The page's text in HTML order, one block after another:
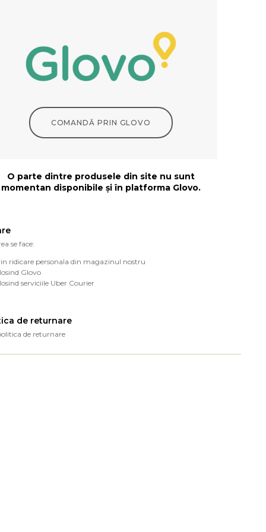
COMANDĂ PRIN GLOVO
O parte dintre produsele din site nu sunt
momentan disponibile și în platforma Glovo.
se face:
ridicare personala din magazinul nostru
Glovo
serviciile Uber Courier
de returnare
de returnare